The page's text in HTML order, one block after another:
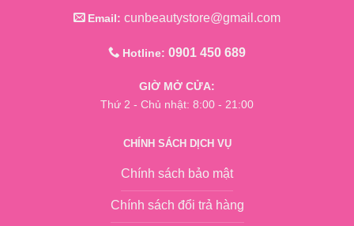
Email: cunbeautystore@gmail.com
Hotline: 0901 450 689
GIỜ MỞ CỬA:
Thứ 2 - Chủ nhật: 8:00 - 21:00
CHÍNH SÁCH DỊCH VỤ
Chính sách bảo mật
Chính sách đổi trả hàng